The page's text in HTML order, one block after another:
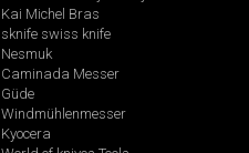
Kai Michel Bras
sknife swiss knife
Nesmuk
Caminada Messer
Güde
Windmühlenmesser
Kyocera